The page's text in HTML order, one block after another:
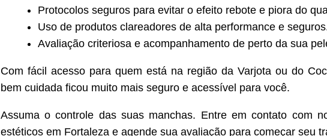
Protocolos seguros para evitar o efeito rebote e piora do
Uso de produtos clareadores de alta performance e
Avaliação criteriosa e acompanhamento de perto da sua
Com fácil acesso para quem está na região da Varjota ou do
bem cuidada ficou muito mais seguro e acessível para você.
Assuma o controle das suas manchas. Entre em contato com
estéticos em Fortaleza e agende sua avaliação para começar seu